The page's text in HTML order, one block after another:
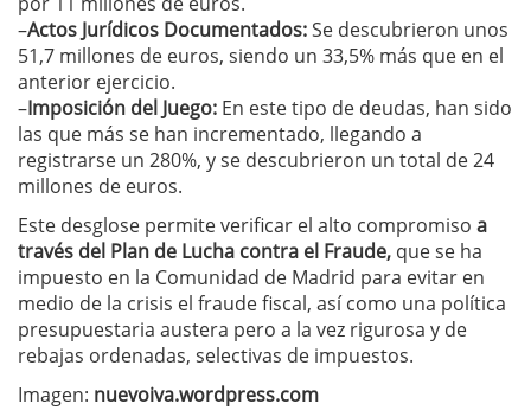
–Actos Jurídicos Documentados:Se descubrieron unos
51,7 millones de euros, siendo un 33,5% más que en el
anterior ejercicio.
–Imposición del Juego: En este tipo de deudas, han sido
las que más se han incrementado, llegando a
registrarse un 280%, y se descubrieron un total de 24
millones de euros.
Este desglose permite verificar el alto compromiso a
través del Plan de Lucha contra el Fraude, que se ha
impuesto en la Comunidad de Madrid para evitar en
medio de la crisis el fraude fiscal, así como una política
presupuestaria austera pero a la vez rigurosa y de
rebajas ordenadas, selectivas de impuestos.
Imagen: nuevoiva.wordpress.com